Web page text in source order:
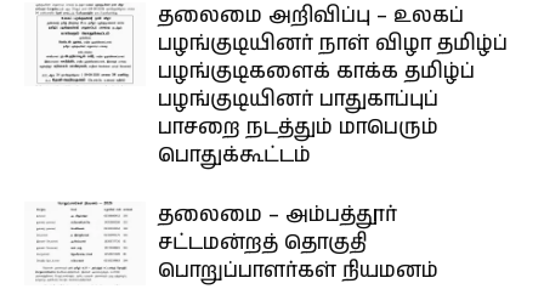
தலைமை அறிவிப்பு – உலகப்
பழங்குடியினர் நாள் விழா தமிழ்ப்
பழங்குடிகளைக் காக்க தமிழ்ப்
பழங்குடியினர் பாதுகாப்புப்
பாசறை நடத்தும் மாபெரும்
பொதுக்கூட்டம்
தலைமை – அம்பத்தூர்
சட்டமன்றத் தொகுதி
பொறுப்பாளர்கள் நியமனம்